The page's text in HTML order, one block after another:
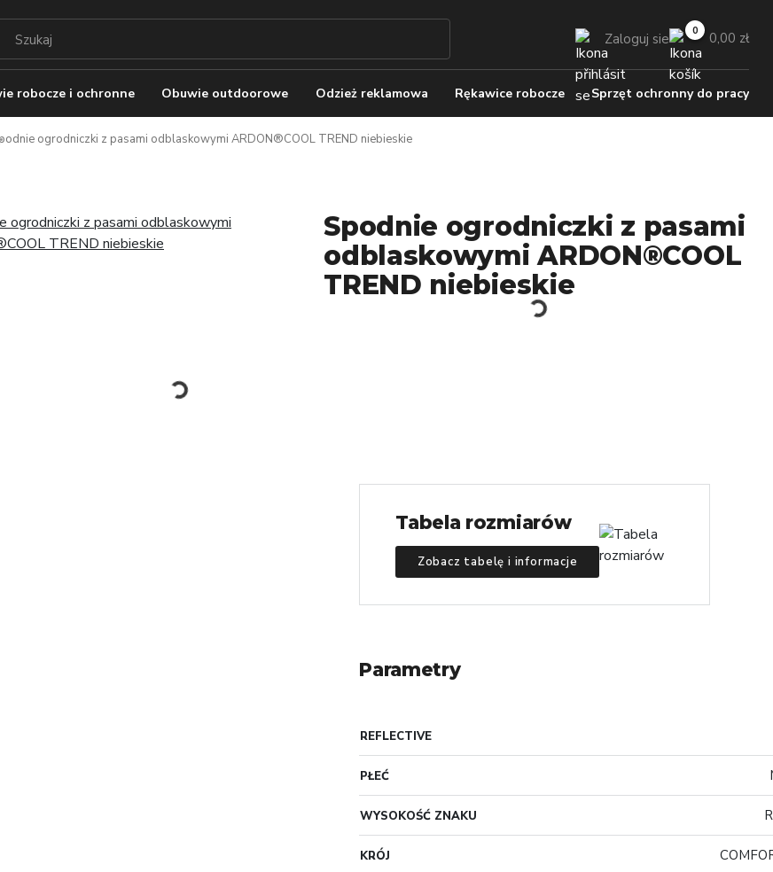
Zaloguj sie 0,00 zł
robocze i ochronne Obuwie outdoorowe Odzież reklamowa Rękawice robocze Sprzęt ochronny do pracy
ogrodniczki z pasami odblaskowymi ARDON®COOL TREND niebieskie
Spodnie ogrodniczki z pasami
odblaskowymi ARDON®COOL
TREND niebieskie
Tabela rozmiarów
Zobacz tabelę i informacje
Parametry
REFLECTIVE
PŁEĆ
WYSOKOŚĆ ZNAKU
KRÓJ